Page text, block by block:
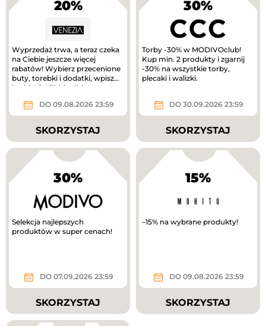
20%
Wyprzedaż trwa, a teraz czeka
na Ciebie jeszcze więcej
rabatów! Wybierz przecenione
buty, torebki i dodatki, wpisz
kod RABAT20 i odbierz...
DO 09.08.2026 23:59
SKORZYSTAJ
30%
Torby -30% w MODIVOclub!
Kup min. 2 produkty i zgarnij
-30% na wszystkie torby,
plecaki i walizki.
DO 30.09.2026 23:59
SKORZYSTAJ
30%
Selekcja najlepszych
produktów w super cenach!
DO 07.09.2026 23:59
SKORZYSTAJ
15%
–15% na wybrane produkty!
DO 09.08.2026 23:59
SKORZYSTAJ